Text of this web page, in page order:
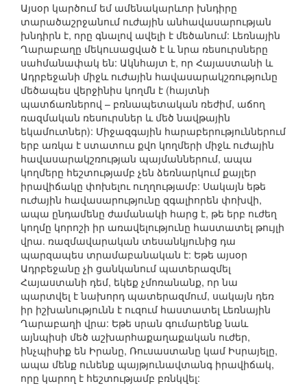
Այսօր կարծում եմ ամենակարևոր խնդիրը
տարածաշրջանում ուժային անհավասարության
խնդիրն է, որը գնալով ավելի է մեծանում: Լեռնային
Ղարաբաղը մեկուսացված է և նրա ռեսուրսները
սահմանափակ են: Ակնհայտ է, որ Հայաստանի և
Ադրբեջանի միջև ուժային հավասարակշռությունը
մեծապես վերջինիս կողմն է (հայտնի
պատճառներով – բռնապետական ռեժիմ, աճող
ռազմական ռեսուրսներ և մեծ նավթային
եկամուտներ): Միջազգային հարաբերություններում
երբ առկա է ստատուս քվո կողմերի միջև ուժային
հավասարակշռության պայմաններում, ապա
կողմերը հեշտությամբ չեն ձեռնարկում քայլեր
իրավիճակը փոխելու ուղղությամբ: Սակայն եթե
ուժային հավասարությունը զգալիորեն փոխվի,
ապա ընդամենը ժամանակի հարց է, թե երբ ուժեղ
կողմը կորոշի իր առավելությունը հաստատել թույլի
վրա. ռազմավարական տեսանկյունից դա
պարզապես տրամաբանական է: Եթե այսօր
Ադրբեջանը չի ցանկանում պատերազմել
Հայաստանի դեմ, եկեք չմոռանանք, որ նա
պարտվել է նախորդ պատերազմում, սակայն դեռ
իր իշխանությունն է ուզում հաստատել Լեռնային
Ղարաբաղի վրա: Եթե սրան գումարենք նաև
այնպիսի մեծ աշխարհաքաղաքական ուժեր,
ինչպիսիք են Իրանը, Ռուսաստանը կամ Իսրայելը,
ապա մենք ունենք պայթյունավտանգ իրավիճակ,
որը կարող է հեշտությամբ բռնկվել: